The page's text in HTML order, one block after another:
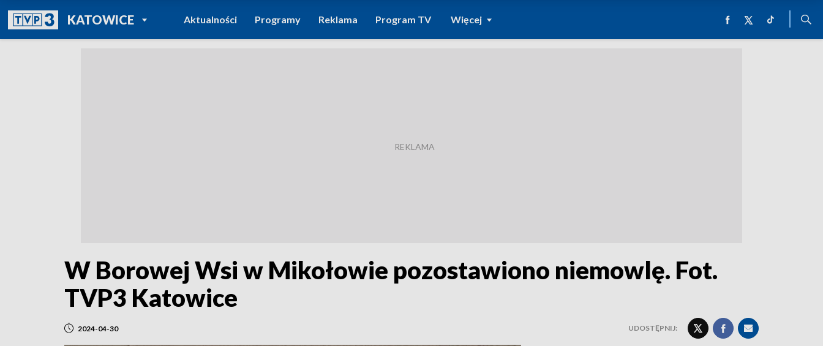
KATOWICEPOWRÓT DO
TVP REGIONY
Aktualności Programy Reklama Program TV Więcej
W Borowej Wsi w Mikołowie pozostawiono niemowlę. Fot.
TVP3 Katowice
2024-04-30 UDOSTĘPNIJ: